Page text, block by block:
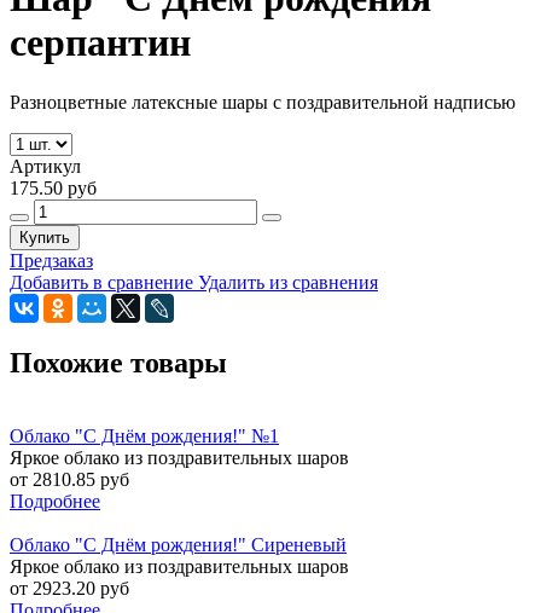
серпантин
Разноцветные латексные шары с поздравительной надписью
Артикул
175.50 руб
Купить
Предзаказ
Добавить в сравнение Удалить из сравнения
Похожие товары
Облако "С Днём рождения!" №1
Яркое облако из поздравительных шаров
от 2810.85 руб
Подробнее
Облако "С Днём рождения!" Сиреневый
Яркое облако из поздравительных шаров
от 2923.20 руб